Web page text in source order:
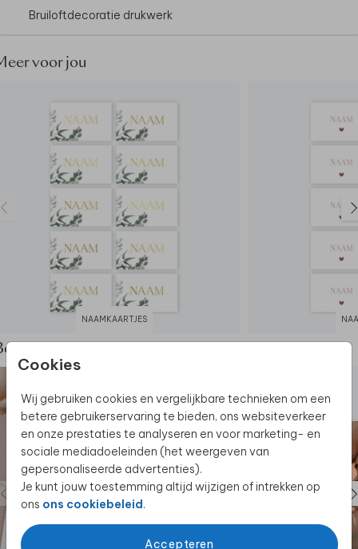
Cookies
Wij gebruiken cookies en vergelijkbare technieken om een
betere gebruikerservaring te bieden, ons websiteverkeer
en onze prestaties te analyseren en voor marketing- en
sociale mediadoeleinden (het weergeven van
gepersonaliseerde advertenties).
Je kunt jouw toestemming altijd wijzigen of intrekken op
ons ons cookiebeleid.
Accepteren
Specificaties:
• Formaat: 5x8 cm
• Enkelzijdig bedrukt
Tip van onze makers:
• Zet de kaartjes op tafel met een
naamkaartjeshouder
• Gebruik de naamkaartjes ook tijdens jullie
ceremonie als plaatskaartjes.
complete set in deze stijl.
Bruiloftdecoratie drukwerk
voor jou
NAAMKAARTJES
de complete set